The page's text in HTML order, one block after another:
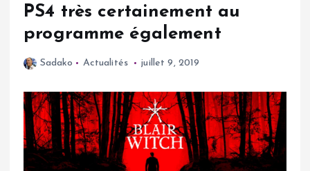
PS4 très certainement au
programme également
Sadako Actualités juillet 9, 2019